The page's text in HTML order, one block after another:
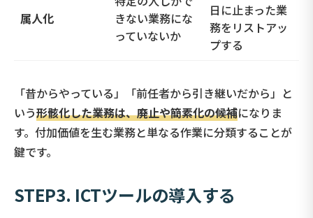
属人化
きない業務にな
っていないか
日に止まった業
務をリストアッ
プする
「昔からやっている」「前任者から引き継いだから」と
いう形骸化した業務は、廃止や簡素化の候補になりま
す。付加価値を生む業務と単なる作業に分類することが
鍵です。
STEP3. ICTツールの導入する